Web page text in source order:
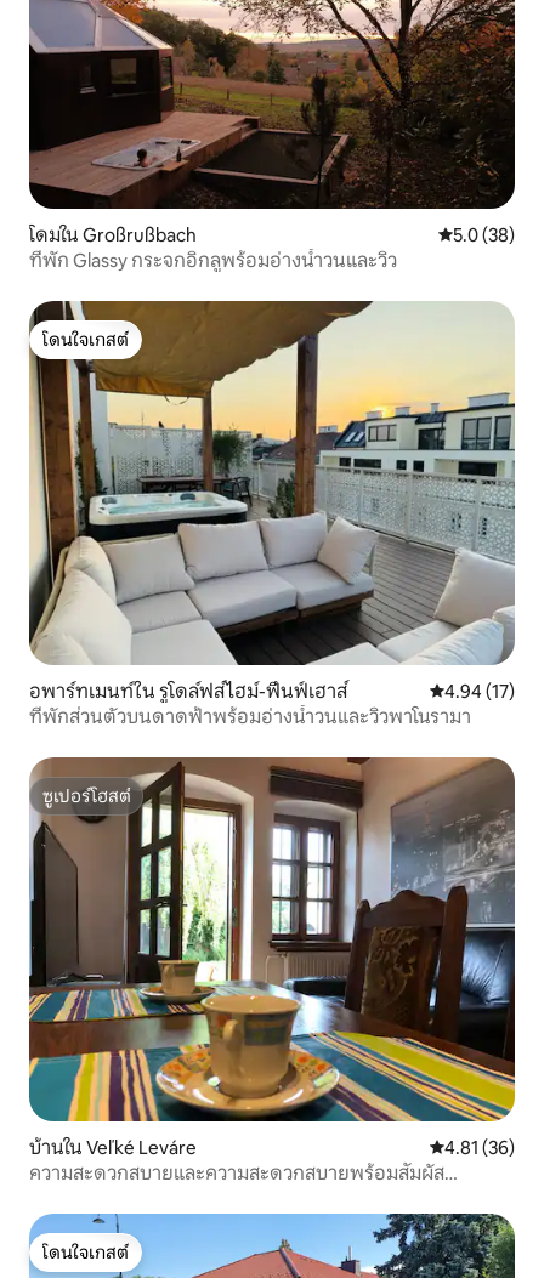
โดมใน Großrußbach คะแนนเฉลี่ย
5.0 (38)
ที่พัก Glassy กระจกอิกลูพร้อมอ่างน้ำวนและวิว
โดนใจเกสต์
โดนใจเกสต์
อพาร์ทเมนท์ใน รูโดล์ฟส์ไฮม์-ฟึนฟ์เฮาส์ คะแนนเฉลี่ย
4.94 (17)
ที่พักส่วนตัวบนดาดฟ้าพร้อมอ่างน้ำวนและวิวพาโนรามา
ซูเปอร์โฮสต์
ซูเปอร์โฮสต์
บ้านใน Veľké Leváre คะแนนเฉลี่ย
4.81 (36)
ความสะดวกสบายและความสะดวกสบายพร้อมสัมผัส
โดนใจเกสต์
โดนใจเกสต์